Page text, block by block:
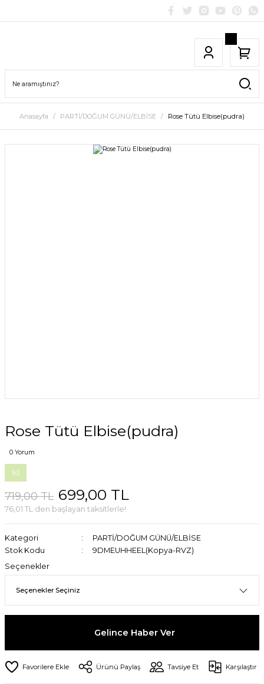
Anasayfa PARTİ/DOĞUM GÜNÜ/ELBİSE Rose Tütü Elbise(pudra)
Rose Tütü Elbise(pudra)
0 Yorum
%3
719,00 TL 699,00 TL
76,01 TL den başlayan taksitlerle!
Kategori
PARTİ/DOĞUM GÜNÜ/ELBİSE
Stok Kodu
9DMEUHHEEL(Kopya-RVZ)
Seçenekler
Gelince Haber Ver
Ürünü Paylaş Tavsiye Et Karşılaştır